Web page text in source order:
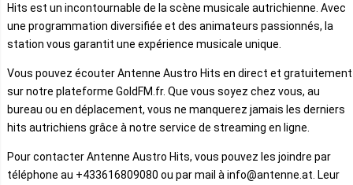
Hits est un incontournable de la scène musicale autrichienne. Avec
une programmation diversifiée et des animateurs passionnés, la
station vous garantit une expérience musicale unique.
Vous pouvez écouter Antenne Austro Hits en direct et gratuitement
sur notre plateforme GoldFM.fr. Que vous soyez chez vous, au
bureau ou en déplacement, vous ne manquerez jamais les derniers
hits autrichiens grâce à notre service de streaming en ligne.
Pour contacter Antenne Austro Hits, vous pouvez les joindre par
téléphone au +433616809080 ou par mail à info@antenne.at. Leur